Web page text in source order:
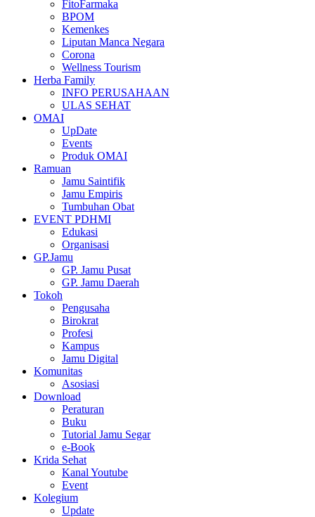
FitoFarmaka
BPOM
Kemenkes
Liputan Manca Negara
Corona
Wellness Tourism
Herba Family
INFO PERUSAHAAN
ULAS SEHAT
OMAI
UpDate
Events
Produk OMAI
Ramuan
Jamu Saintifik
Jamu Empiris
Tumbuhan Obat
EVENT PDHMI
Edukasi
Organisasi
GP.Jamu
GP. Jamu Pusat
GP. Jamu Daerah
Tokoh
Pengusaha
Birokrat
Profesi
Kampus
Jamu Digital
Komunitas
Asosiasi
Download
Peraturan
Buku
Tutorial Jamu Segar
e-Book
Krida Sehat
Kanal Youtube
Event
Kolegium
Update